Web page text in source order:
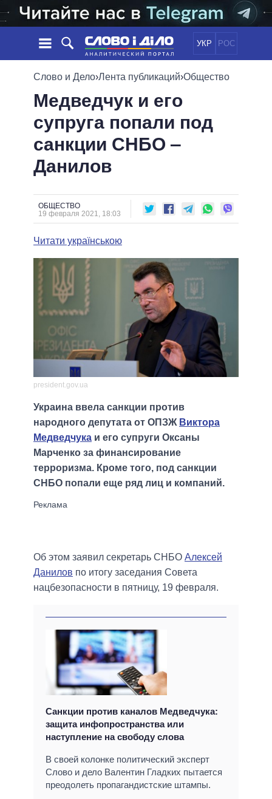
УКР РОС
НОВОСТИ
ЛЕНТА
СОБЫТИЯ
СТАТЬИ
МНЕНИЯ
ОБЗОРЫ
ДАЙДЖЕСТЫ
ПОЛИТИКА
ЭКОНОМИКА
ОБЩЕСТВО
ОБЕЩАНИЯ
ПОЛИТИКИ
ВСЕ ПОЛИТИКИ
ПРЕЗИДЕНТ И ОФИС
ВЕРХОВНАЯ РАДА
КАБИНЕТ МИНИСТРОВ
МЭРЫ
ВСЕ ПЕРСОНЫ
ПОДДЕРЖАТЬ
СРАВНЕНИЕ ПОЛИТИКОВ
Слово и Дело›Лента публикаций›Общество
Медведчук и его
супруга попали под
санкции СНБО ‒
Данилов
ОБЩЕСТВО
19 февраля 2021, 18:03
Читати українською
president.gov.ua
Украина ввела санкции против
народного депутата от ОПЗЖ Виктора
Медведчука и его супруги Оксаны
Марченко за финансирование
терроризма. Кроме того, под санкции
СНБО попали еще ряд лиц и компаний.
Об этом заявил секретарь СНБО Алексей
Данилов по итогу заседания Совета
нацбезопасности в пятницу, 19 февраля.
Санкции против каналов Медведчука:
защита инфопространства или
наступление на свободу слова
В своей колонке политический эксперт
Слово и дело Валентин Гладких пытается
преодолеть пропагандистские штампы.